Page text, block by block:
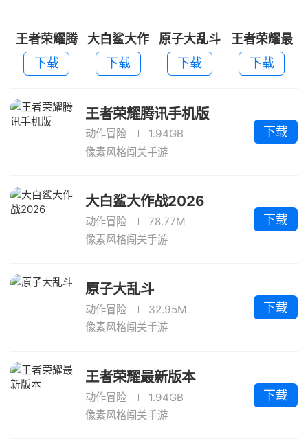
王者荣耀腾
讯手机版
下载
大白鲨大作
战2026
下载
原子大乱斗
下载
王者荣耀最
新版本
下载
王者荣耀腾讯手机版
动作冒险
1.94GB
像素风格闯关手游
下载
大白鲨大作战2026
动作冒险
78.77M
像素风格闯关手游
下载
原子大乱斗
动作冒险
32.95M
像素风格闯关手游
下载
王者荣耀最新版本
动作冒险
1.94GB
像素风格闯关手游
下载